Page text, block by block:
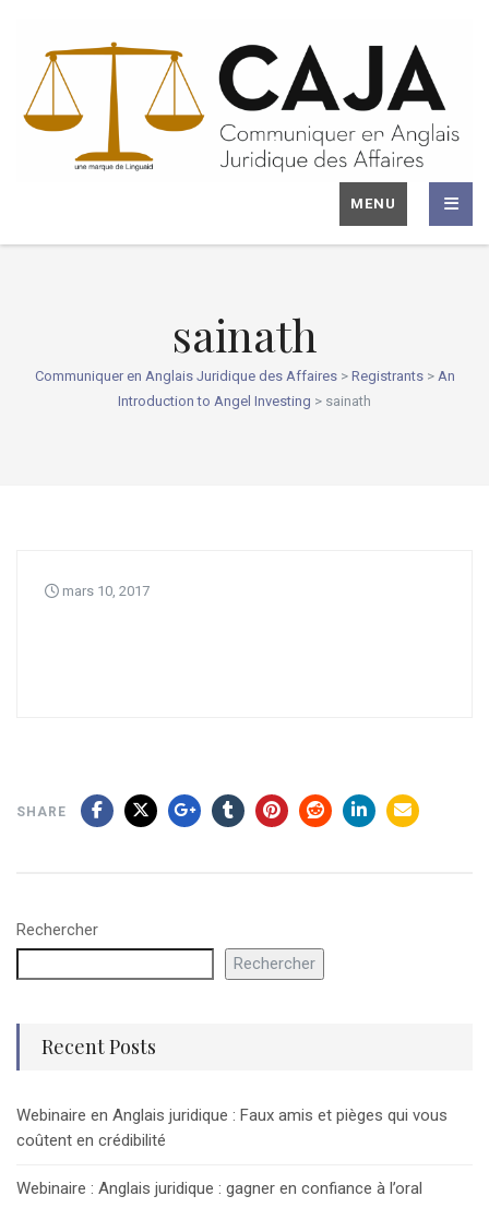
MENU
sainath
Communiquer en Anglais Juridique des Affaires> Registrants> An
Introduction to Angel Investing > sainath
mars 10, 2017
SHARE
Rechercher
Rechercher
Recent Posts
Webinaire en Anglais juridique : Faux amis et pièges qui vous
coûtent en crédibilité
Webinaire : Anglais juridique : gagner en confiance à l’oral